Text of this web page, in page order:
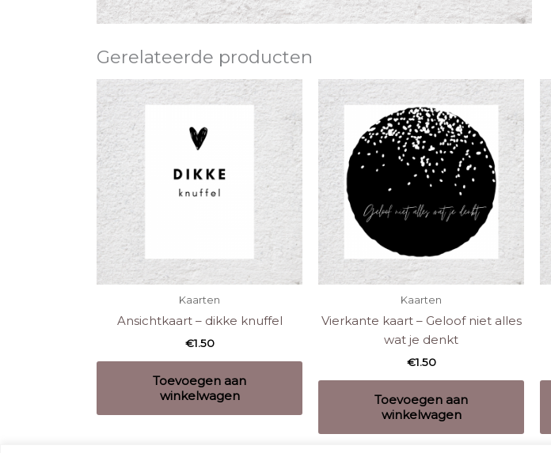
Gerelateerde producten
Kaarten
Ansichtkaart – dikke knuffel
€1.50
Toevoegen aan
winkelwagen
Kaarten
Vierkante kaart – Geloof niet alles
wat je denkt
€1.50
Toevoegen aan
winkelwagen